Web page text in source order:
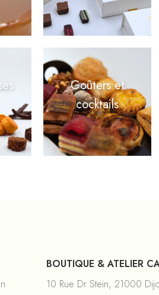
Goûters et
cocktails
BOUTIQUE & ATELIER
10 Rue Dr Stein, 21000